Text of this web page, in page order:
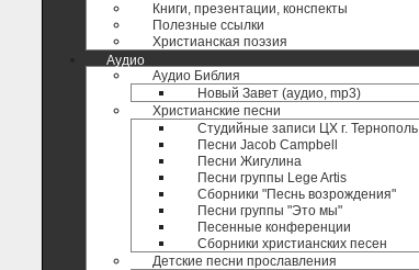
Книги, презентации, конспекты
Полезные ccылки
Христианская поэзия
Аудио
Аудио Библия
Новый Завет (аудио, mp3)
Христианские песни
Студийные записи ЦХ г. Тернополь
Песни Jacob Campbell
Песни Жигулина
Песни группы Lege Artis
Сборники "Песнь возрождения"
Песни группы "Это мы"
Песенные конференции
Сборники христианских песен
Детские песни прославления